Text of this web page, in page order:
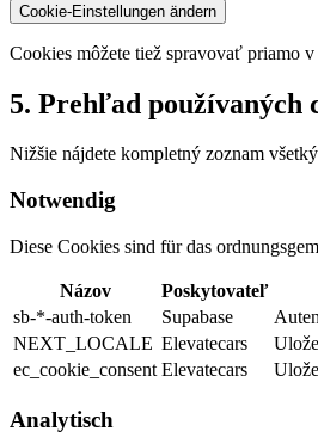
Cookie-Einstellungen ändern
Cookies môžete tiež spravovať priamo
5. Prehľad používaných
Nižšie nájdete kompletný zoznam
Notwendig
Diese Cookies sind für das
Názov Poskytovateľ
sb-*-auth-token
Supabase
NEXT_LOCALE Elevatecars
ec_cookie_consent Elevatecars
Analytisch